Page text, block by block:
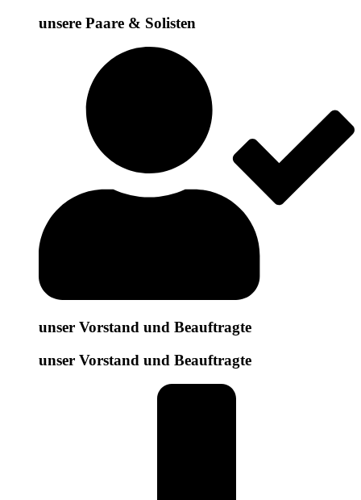
unsere Paare & Solisten
unser Vorstand und Beauftragte
unser Vorstand und Beauftragte